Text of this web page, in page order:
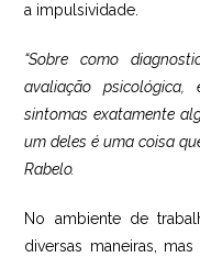
a impulsividade.
“Sobre como
avaliação
sintomas exatamente
um deles é uma coisa
Rabelo.
No ambiente de
diversas maneiras,